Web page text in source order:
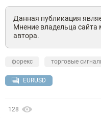
Данная публикация
Мнение владельца сайта
автора.
форекс торговые
EURUSD
128